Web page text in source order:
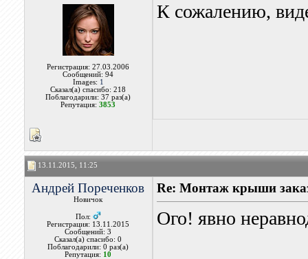
Регистрация: 27.03.2006
Сообщений: 94
Images: 1
Сказал(а) спасибо: 218
Поблагодарили: 37 раз(а)
Репутация:3853
К сожалению,
13.11.2015, 11:25
Андрей Пореченков
Новичок
Пол:
Регистрация: 13.11.2015
Сообщений: 3
Сказал(а) спасибо: 0
Поблагодарили: 0 раз(а)
Репутация: 10
Re: Монтаж крыши
Ого! явно